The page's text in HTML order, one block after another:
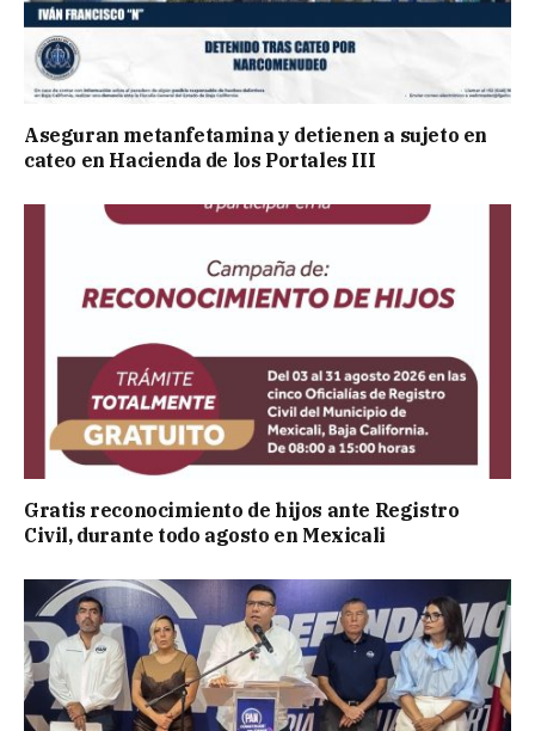
Aseguran metanfetamina y detienen a sujeto en
cateo en Hacienda de los Portales III
Gratis reconocimiento de hijos ante Registro
Civil, durante todo agosto en Mexicali